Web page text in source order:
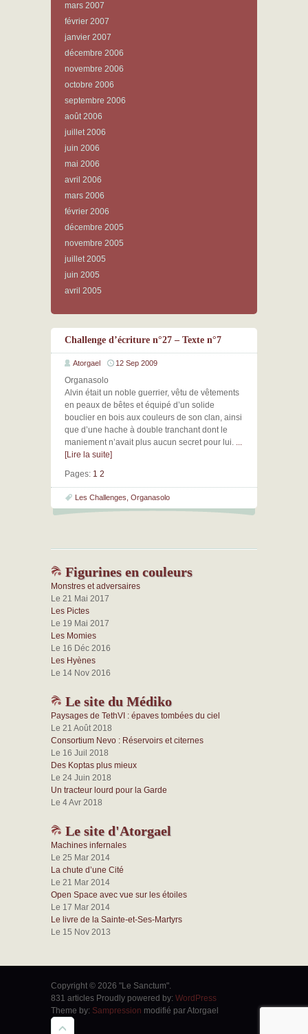
mars 2007
février 2007
janvier 2007
décembre 2006
novembre 2006
octobre 2006
septembre 2006
août 2006
juillet 2006
juin 2006
mai 2006
avril 2006
mars 2006
février 2006
décembre 2005
novembre 2005
juillet 2005
juin 2005
avril 2005
Challenge d’écriture n°27 – Texte n°7
Atorgael 12 Sep 2009
Organasolo
Alvin était un noble guerrier, vêtu de vêtements
en peaux de bêtes et équipé d’un solide
bouclier en bois aux couleurs de son clan, ainsi
que d’une hache à double tranchant dont le
maniement n’avait plus aucun secret pour lui. ...
[Lire la suite]
Pages: 1 2
Les Challenges Organasolo
Figurines en couleurs
Monstres et adversaires
Le 21 Mai 2017
Les Pictes
Le 19 Mai 2017
Les Momies
Le 16 Déc 2016
Les Hyènes
Le 14 Nov 2016
Le site du Médiko
Paysages de TethVI : épaves tombées du ciel
Le 21 Août 2018
Consortium Nevo : Réservoirs et citernes
Le 16 Juil 2018
Des Koptas plus mieux
Le 24 Juin 2018
Un tracteur lourd pour la Garde
Le 4 Avr 2018
Le site d'Atorgael
Machines infernales
Le 25 Mar 2014
La chute d’une Cité
Le 21 Mar 2014
Open Space avec vue sur les étoiles
Le 17 Mar 2014
Le livre de la Sainte-et-Ses-Martyrs
Le 15 Nov 2013
Copyright © 2026 "Le Sanctum".
831 articles Proudly powered by: WordPress
Theme by: Sampression modifié par Atorgael